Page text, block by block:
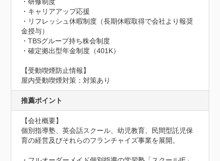
・キャリアアップ応援
・リフレッシュ休暇制度（長期休暇取得で会社より報奨
金授与）
・TBSグループ持ち株会制度
・確定拠出型年金制度（401K）
【受動喫煙防止情報】
屋内受動喫煙対策：対策あり
推薦ポイント
【会社概要】
個別指導塾、英会話スクール、幼児教育、民間型託児保
育の経営及びそれらのフランチャイズ事業を展開。